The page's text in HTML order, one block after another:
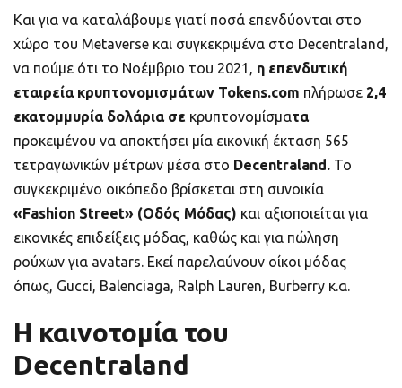
Και για να καταλάβουμε γιατί ποσά επενδύονται στo
χώρο του Metaverse και συγκεκριμένα στο Decentraland,
να πούμε ότι το Νοέμβριο του 2021, η επενδυτική
εταιρεία κρυπτονομισμάτων Tokens.com πλήρωσε 2,4
εκατομμυρία δολάρια σε κρυπτονομίσματα
προκειμένου να αποκτήσει μία εικονική έκταση 565
τετραγωνικών μέτρων μέσα στο Decentraland. Το
συγκεκριμένο οικόπεδο βρίσκεται στη συνοικία
«Fashion Street» (Οδός Μόδας) και αξιοποιείται για
εικονικές επιδείξεις μόδας, καθώς και για πώληση
ρούχων για avatars. Εκεί παρελαύνουν οίκοι μόδας
όπως, Gucci, Balenciaga, Ralph Lauren, Burberry κ.α.
Η καινοτομία του
Decentraland